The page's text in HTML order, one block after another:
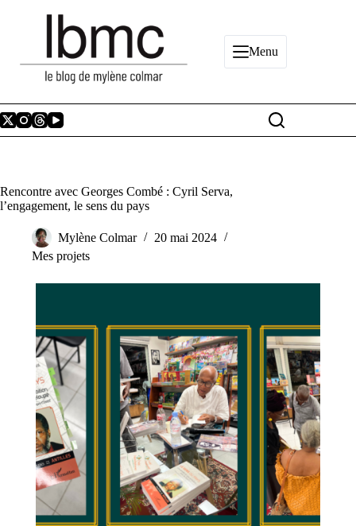
Menu
Rencontre avec Georges Combé : Cyril Serva,
l’engagement, le sens du pays
Mylène Colmar
20 mai 2024
Mes projets